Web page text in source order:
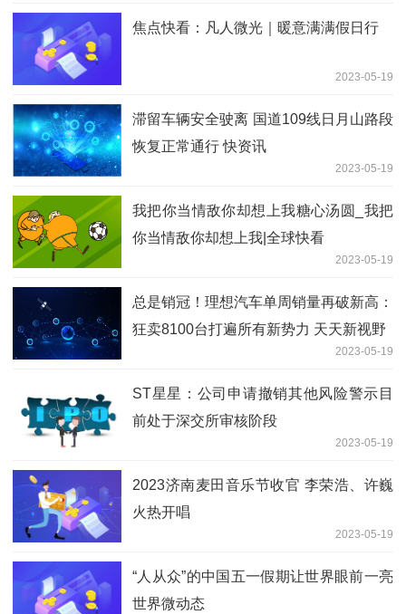
焦点快看：凡人微光｜暖意满满假日行
2023-05-19
滞留车辆安全驶离 国道109线日月山路段
恢复正常通行 快资讯
2023-05-19
我把你当情敌你却想上我糖心汤圆_我把
你当情敌你却想上我|全球快看
2023-05-19
总是销冠！理想汽车单周销量再破新高：
狂卖8100台打遍所有新势力 天天新视野
2023-05-19
ST星星：公司申请撤销其他风险警示目
前处于深交所审核阶段
2023-05-19
2023济南麦田音乐节收官 李荣浩、许巍
火热开唱
2023-05-19
“人从众”的中国五一假期让世界眼前一亮
世界微动态